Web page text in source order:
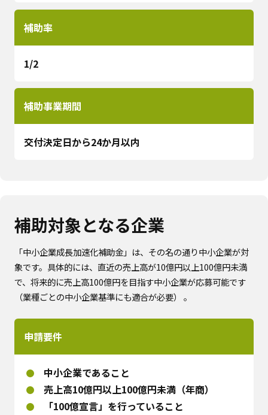
補助率
1/2
補助事業期間
交付決定日から24か月以内
補助対象となる企業
「中小企業成長加速化補助金」は、その名の通り中小企業が対
象です。具体的には、直近の売上高が10億円以上100億円未満
で、将来的に売上高100億円を目指す中小企業が応募可能です
（業種ごとの中小企業基準にも適合が必要） 。
申請要件
中小企業であること
売上高10億円以上100億円未満（年商）
「100億宣言」を行っていること